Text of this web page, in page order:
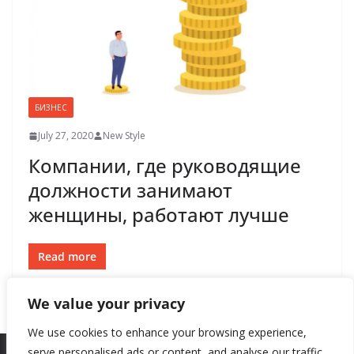
We value your privacy
We use cookies to enhance your browsing experience,
БИЗНЕС
July 27, 2020 New Style
Компании, где руководящие
должности занимают
женщины, работают лучше
Read more